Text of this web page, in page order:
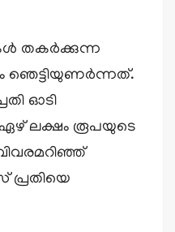
തകർക്കുന്ന
ഞെട്ടിയുണർന്നത്.
ഓടി
ഏഴ് ലക്ഷം രൂപയുടെ
പ്രതിയെ